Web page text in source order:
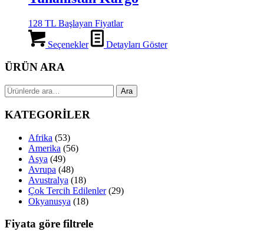
128 TL Başlayan Fiyatlar
Seçenekler Detayları Göster
ÜRÜN ARA
Ara: Ara
KATEGORİLER
Afrika (53)
Amerika (56)
Asya (49)
Avrupa (48)
Avustralya (18)
Çok Tercih Edilenler (29)
Okyanusya (18)
Fiyata göre filtrele